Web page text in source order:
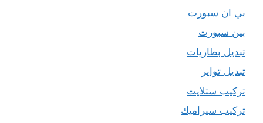
بي ان سبورت
بين سبورت
تبديل بطاريات
تبديل تواير
تركيب ستلايت
تركيب سيراميك